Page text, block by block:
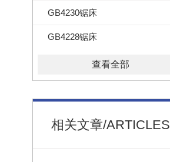
GB4230锯床
GB4228锯床
查看全部
相关文章/ARTICLES